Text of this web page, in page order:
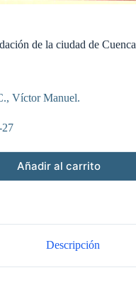
de la ciudad de Cuenca
Víctor Manuel.
Añadir al carrito
Descripción